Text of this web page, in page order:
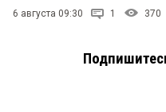
6 августа 09:30 1 370